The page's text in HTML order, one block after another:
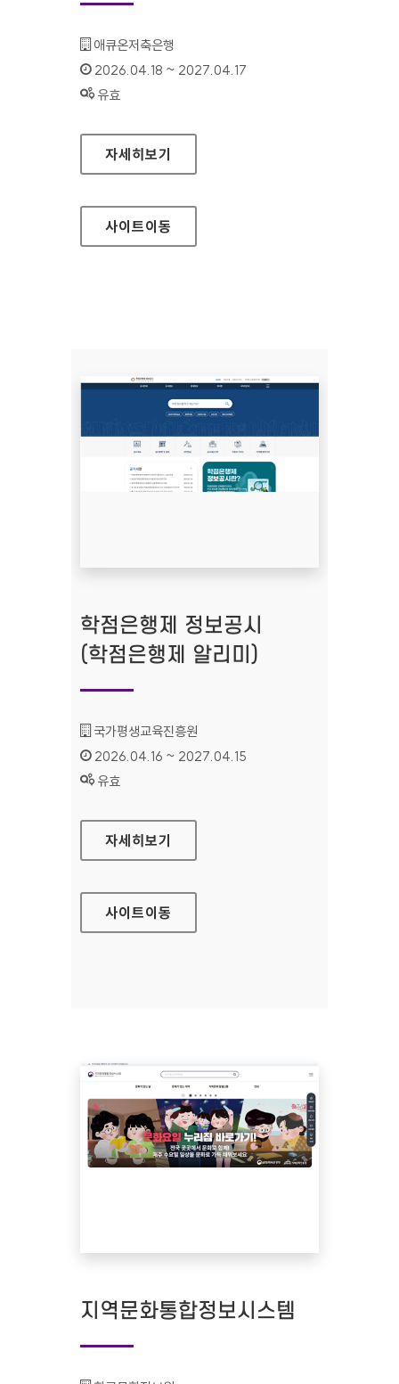
기관명 :
애큐온저축은행
인증기간 :
2026.04.18 ~ 2027.04.17
상태 :
유효
애큐온저축은행
자세히보기
사이트이동
학점은행제 정보공시
(학점은행제 알리미)
기관명 :
국가평생교육진흥원
인증기간 :
2026.04.16 ~ 2027.04.15
상태 :
유효
학점은행제 정보공시(학점은행제 알리미)
자세히보기
사이트이동
지역문화통합정보시스템